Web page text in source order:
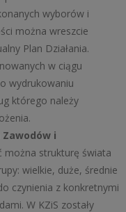
wyborów i
można wreszcie
Plan Działania.
w ciągu
wydrukowaniu
którego należy
i
można strukturę świata
wielkie, duże, średnie
czynienia z konkretnymi
W KZiS zostały